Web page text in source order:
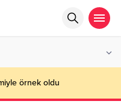
örnek oldu